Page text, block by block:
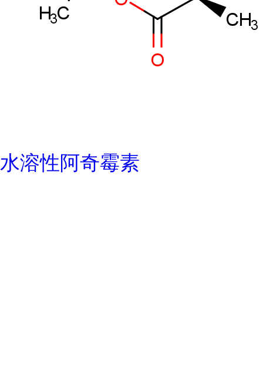
水溶性阿奇霉素